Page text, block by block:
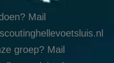
Mail
groep? Mail